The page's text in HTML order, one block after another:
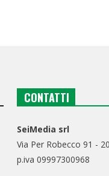
CONTATTI
SeiMedia srl
Via Per Robecco 91 -
p.iva 09997300968